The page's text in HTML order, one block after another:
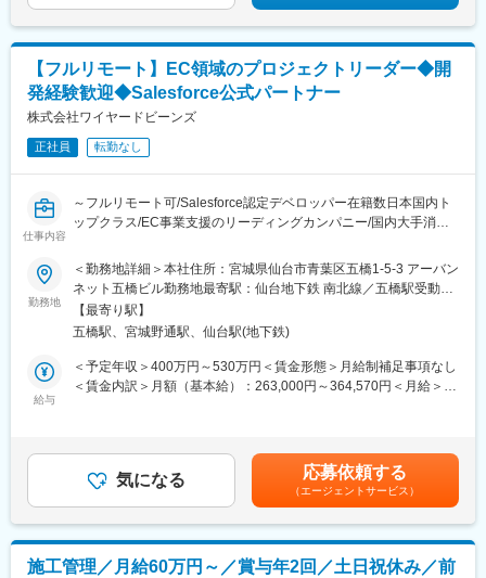
あたり34時間。超過した分は別途支給※年収に賞与約4ヶ月分、コ
ンクール賞金含む
【フルリモート】EC領域のプロジェクトリーダー◆開
発経験歓迎◆Salesforce公式パートナー
株式会社ワイヤードビーンズ
正社員 転勤なし
仕事内容
～フルリモート可/Salesforce認定デベロッパー在籍数日本国内ト
ップクラス/EC事業支援のリーディングカンパニー/国内大手消費
■業務内容：
顧客のECサイト構築全般のプロジェクトマネジメントを担当して
いただきます。当社は一次請け企業として、お客様から直接お話
を伺い、要件定義から開発、運用まで承っており、PLとして仕事
の幅を広げることが可能です。加えて知名度の高いブランドのEコ
マースに携われることや、顧客体験価値の最大化を通し、自らの
介在価値を高められる点もやりがいの一つです。
・プロジェクトの進捗管理／課題管理
・クライアントや外部ベンダーとの折衝
・課題解決へ向けての企画／提案
■開発環境：
勤務地
＜勤務地詳細＞本社住所：宮城県仙台市青葉区五橋1-5-3 アーバン
ネット五橋ビル勤務地最寄駅：仙台地下鉄 南北線／五橋駅受動喫
煙対策：屋内全面禁煙
【最寄り駅】
五橋駅、宮城野通駅、仙台駅(地下鉄)
給与
＜予定年収＞400万円～530万円＜賃金形態＞月給制補足事項なし
＜賃金内訳＞月額（基本給）：263,000円～364,570円＜月給＞
以上のオファーの可能性もございます。賃金はあくまでも目安の
金額であり、選考を通じて上下する可能性があります。月給(月額)
は固定手当を含めた表記です。
気になる 応募依頼する
（エージェントサービス）
施工管理／月給60万円～／賞与年2回／土日祝休み／前